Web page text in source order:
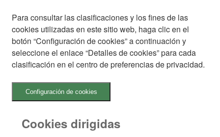
Para consultar las clasificaciones y los fines de las
cookies utilizadas en este sitio web, haga clic en el
botón “Configuración de cookies” a continuación y
seleccione el enlace “Detalles de cookies” para cada
clasificación en el centro de preferencias de privacidad.
Configuración de cookies
Cookies dirigidas